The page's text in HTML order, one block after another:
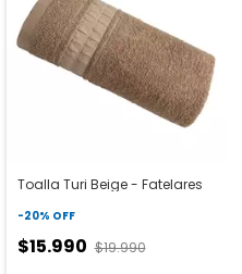
Toalla Turi Beige - Fatelares
-20% OFF
$15.990 $19.990